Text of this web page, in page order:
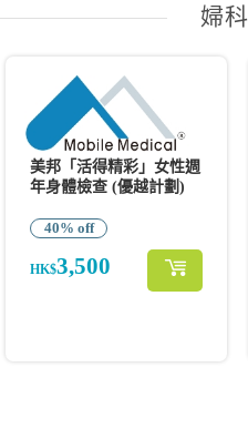
婦
美邦「活得精彩」女性週
年身體檢查 (優越計劃)
40% off
HK$3,500